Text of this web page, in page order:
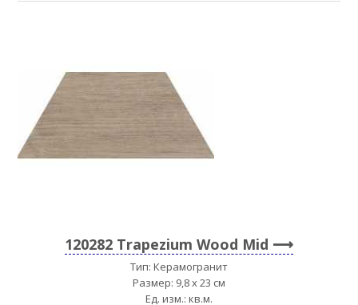
120282 Trapezium Wood Mid
Тип: Керамогранит
Размер: 9,8 x 23 см
Ед. изм.: кв.м.